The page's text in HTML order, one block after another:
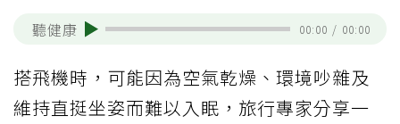
聽健康 00:00 / 00:00
搭飛機時，可能因為空氣乾燥、環境吵雜及
維持直挺坐姿而難以入眠，旅行專家分享一